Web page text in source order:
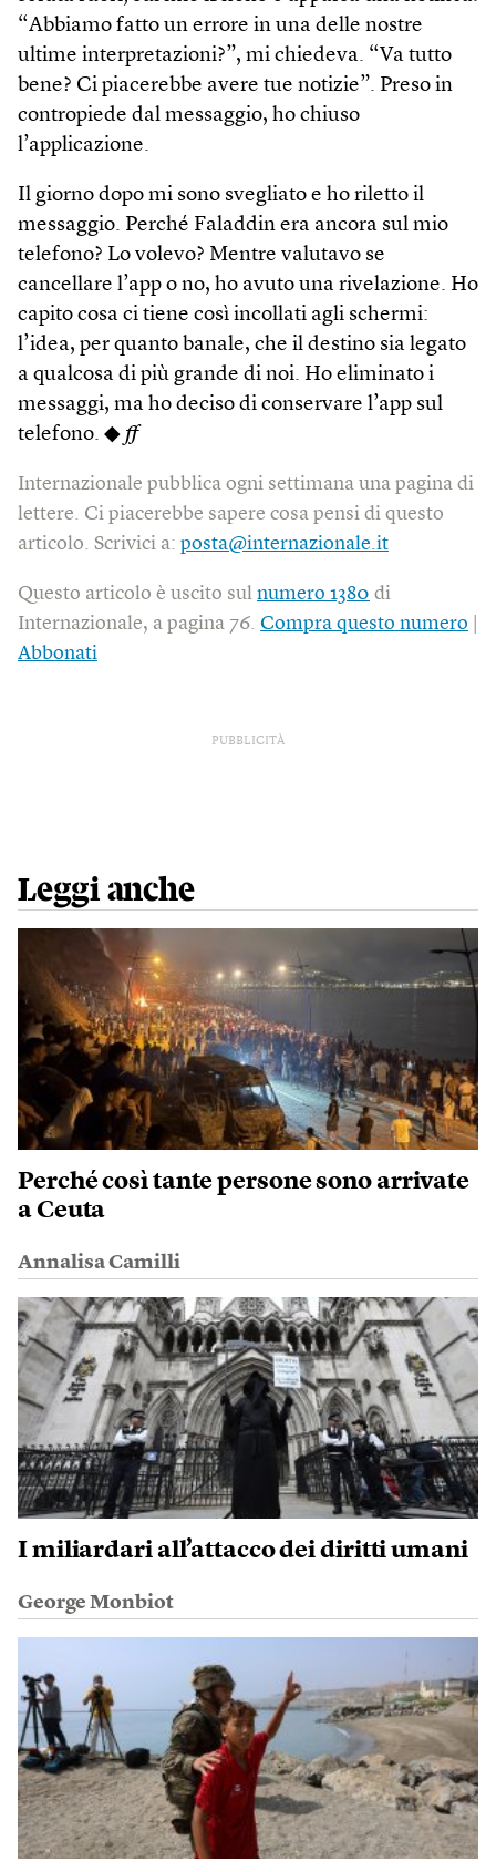
“Abbiamo fatto un errore in una delle nostre
ultime interpretazioni?”, mi chiedeva. “Va tutto
bene? Ci piacerebbe avere tue notizie”. Preso in
contropiede dal messaggio, ho chiuso
l’applicazione.
Il giorno dopo mi sono svegliato e ho riletto il
messaggio. Perché Faladdin era ancora sul mio
telefono? Lo volevo? Mentre valutavo se
cancellare l’app o no, ho avuto una rivelazione. Ho
capito cosa ci tiene così incollati agli schermi:
l’idea, per quanto banale, che il destino sia legato
a qualcosa di più grande di noi. Ho eliminato i
messaggi, ma ho deciso di conservare l’app sul
telefono. ◆ ff
Internazionale pubblica ogni settimana una pagina di
lettere. Ci piacerebbe sapere cosa pensi di questo
articolo. Scrivici a: posta@internazionale.it
Questo articolo è uscito sul numero 1380 di
Internazionale, a pagina 76. Compra questo numero
Abbonati
PUBBLICITÀ
Leggi anche
Perché così tante persone sono arrivate
a Ceuta
Annalisa Camilli
I miliardari all’attacco dei diritti umani
George Monbiot